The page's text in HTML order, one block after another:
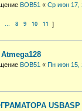
BOB51 « Ср июн 17,
… 8 9 10 11
BOB51 « Пн июн 15,
USBASP